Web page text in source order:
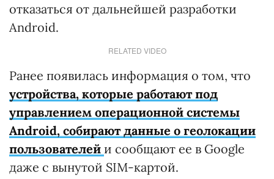
отказаться от дальнейшей разработки
Android.
RELATED VIDEO
Ранее появилась информация о том, что
устройства, которые работают под
управлением операционной системы
Android, собирают данные о геолокации
пользователей и сообщают ее в Google
даже с вынутой SIM-картой.